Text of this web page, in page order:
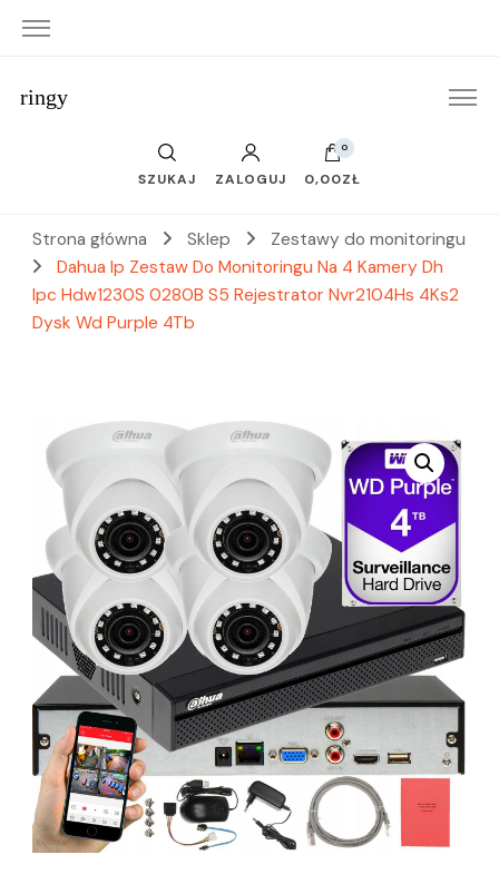
ringy
SZUKAJ ZALOGUJ
0
0,00ZŁ
Strona główna Sklep
Zestawy do monitoringu
Dahua Ip Zestaw Do Monitoringu Na 4 Kamery Dh
Ipc Hdw1230S 0280B S5 Rejestrator Nvr2104Hs 4Ks2
Dysk Wd Purple 4Tb